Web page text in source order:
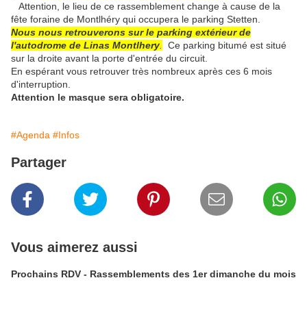
Attention, le lieu de ce rassemblement change à cause de la
fête foraine de Montlhéry qui occupera le parking Stetten.
Nous nous retrouverons sur le parking extérieur de
l'autodrome de Linas Montlhery
Ce parking bitumé est situé
sur la droite avant la porte d'entrée du circuit.
En espérant vous retrouver très nombreux après ces 6 mois
d'interruption.
Attention le masque sera obligatoire.
#Agenda #Infos
Partager
Vous aimerez aussi
Prochains RDV - Rassemblements des 1er dimanche du mois